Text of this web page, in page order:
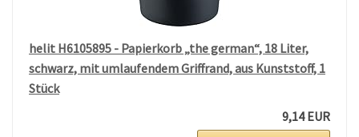
helit H6105895 - Papierkorb „the german“, 18 Liter,
schwarz, mit umlaufendem Griffrand, aus Kunststoff, 1
Stück
9,14 EUR